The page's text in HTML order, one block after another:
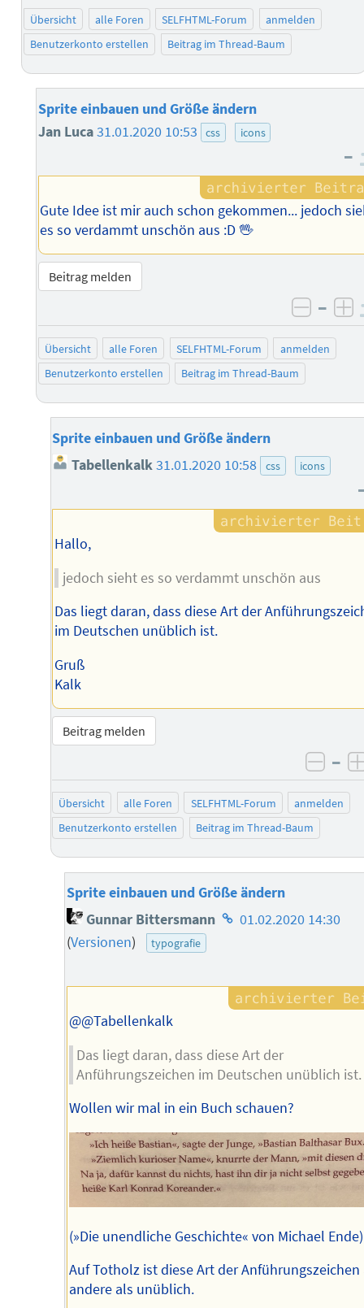
Übersicht alle Foren SELFHTML-Forum
anmelden
Benutzerkonto erstellen
Beitrag im Thread-Baum
Sprite einbauen und Größe ändern
Jan Luca31.01.2020 10:53 css icons
–
Gute Idee ist mir auch schon gekommen... jedoch
es so verdammt unschön aus :D 🖖
Beitrag melden
–
Übersicht alle Foren SELFHTML-Forum
anmelden
Benutzerkonto erstellen
Beitrag im Thread-Baum
Sprite einbauen und Größe ändern
Tabellenkalk31.01.2020 10:58 css icons
Hallo,
jedoch sieht es so verdammt unschön aus
Das liegt daran, dass diese Art der
im Deutschen unüblich ist.
Gruß
Kalk
Beitrag melden
–
Übersicht alle Foren SELFHTML-Forum
anmelden
Benutzerkonto erstellen
Beitrag im Thread-Baum
Sprite einbauen und Größe ändern
Gunnar Bittersmann Homepage
01.02.2020 14:30
(Versionen) typografie
@@Tabellenkalk
Das liegt daran, dass diese Art der
Anführungszeichen im Deutschen unüblich ist.
Wollen wir mal in ein Buch schauen?
(»Die unendliche Geschichte« von Michael Ende)
Auf Totholz ist diese Art der Anführungszeichen
andere als unüblich.